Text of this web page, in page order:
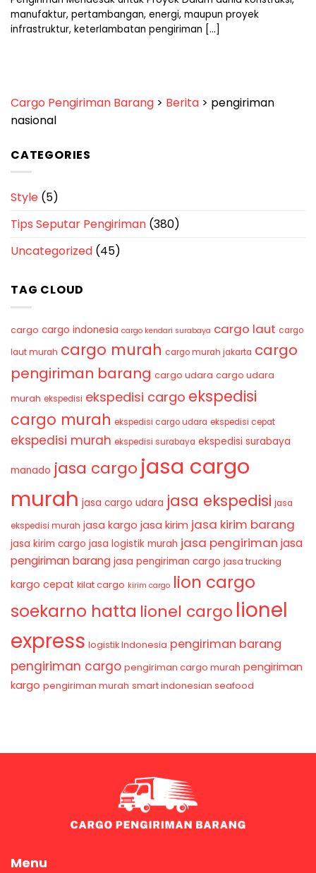
manufaktur, pertambangan, energi, maupun proyek
infrastruktur, keterlambatan pengiriman [...]
Cargo Pengiriman Barang > Berita > pengiriman
nasional
CATEGORIES
Style (5)
Tips Seputar Pengiriman (380)
Uncategorized (45)
TAG CLOUD
cargo cargo indonesia cargo kendari surabaya cargo laut cargo
laut murah cargo murah cargo murah jakarta cargo
pengiriman barang cargo udara cargo udara
murah ekspedisi ekspedisi cargo ekspedisi
cargo murah ekspedisi cargo udara ekspedisi cepat
ekspedisi murah ekspedisi surabaya ekspedisi surabaya
manado jasa cargo jasa cargo
murah jasa cargo udara jasa ekspedisi jasa
ekspedisi murah jasa kargo jasa kirim jasa kirim barang
jasa kirim cargo jasa logistik murah jasa pengiriman jasa
pengiriman barang jasa pengiriman cargo jasa trucking
kargo cepat kilat cargo kirim cargo lion cargo
soekarno hatta lionel cargo lionel
express logistik Indonesia pengiriman barang
pengiriman cargo pengiriman cargo murah pengiriman
kargo pengiriman murah smart indonesian seafood
Menu